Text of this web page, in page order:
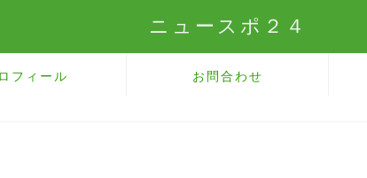
ニュースポ２４
フィール お問合わせ